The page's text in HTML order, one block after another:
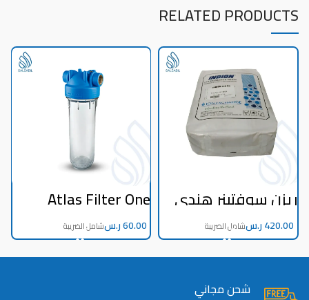
RELATED PRODUCTS
ريزن سوفتينر هندي
25ك ر.س
Atlas Filter One
Stage MADE IN
ITALYر.س
شحن مجاني